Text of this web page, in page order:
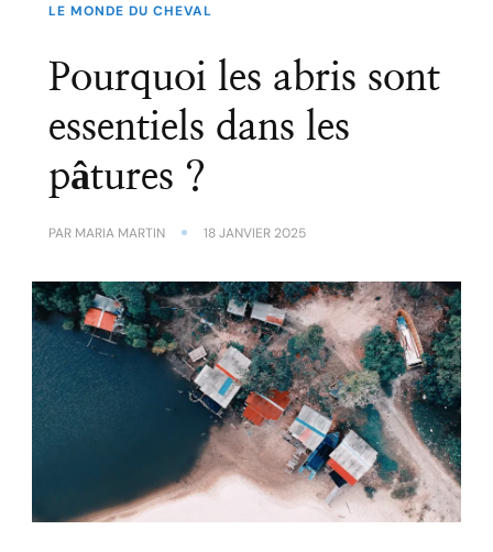
LE MONDE DU CHEVAL
Pourquoi les abris sont
essentiels dans les
pâtures ?
PAR MARIA MARTIN 18 JANVIER 2025